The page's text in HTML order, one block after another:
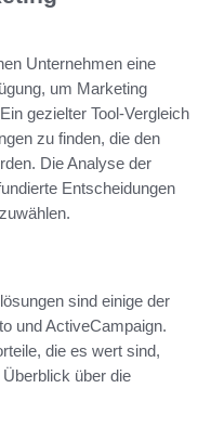
Unternehmen eine
um Marketing
gezielter Tool-Vergleich
zu finden, die den
Die Analyse der
Entscheidungen
sind einige der
und ActiveCampaign.
die es wert sind,
über die